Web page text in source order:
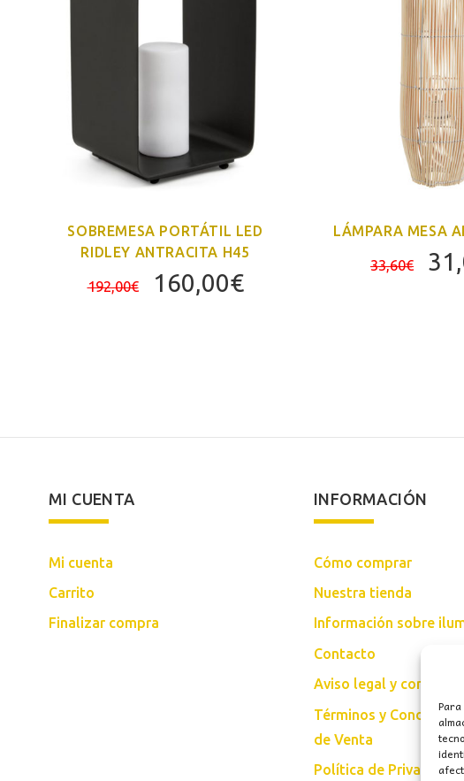
SOBREMESA PORTÁTIL LED
RIDLEY ANTRACITA H45
192,00€
El
160,00€El
LÁMPARA MESA
33,60€
El
MI CUENTA
Mi cuenta
Carrito
Finalizar compra
INFORMACIÓN
Cómo comprar
Nuestra tienda
Información sobre
Contacto
Aviso legal y
Términos y
de Venta
Política de Privacidad